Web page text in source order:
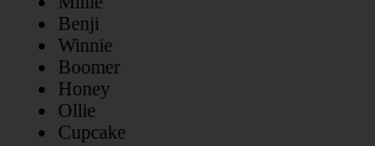
Benji
Winnie
Boomer
Honey
Ollie
Cupcake